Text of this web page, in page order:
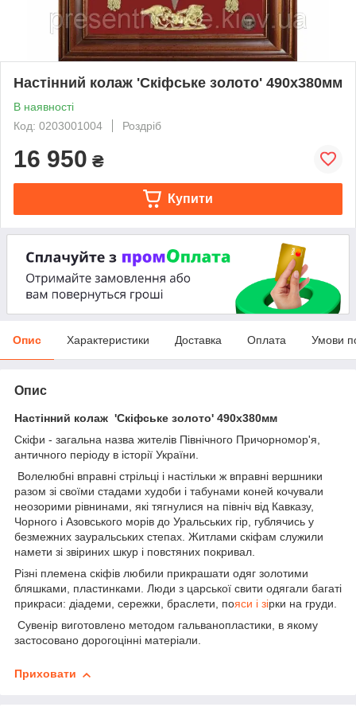
Настінний колаж 'Скіфське золото' 490х380мм
В наявності
Код: 0203001004
Роздріб
16 950 ₴
Купити
Опис Характеристики Доставка Оплата Умови
Опис
Настінний колаж 'Скіфське золото' 490х380мм
Скіфи - загальна назва жителів Північного Причорномор'я,
античного періоду в історії України.
Волелюбні вправні стрільці і настільки ж вправні вершники
разом зі своїми стадами худоби і табунами коней кочували
неозорими рівнинами, які тягнулися на північ від Кавказу,
Чорного і Азовського морів до Уральських гір, гублячись у
безмежних зауральських степах. Житлами скіфам служили
намети зі звіриних шкур і повстяних покривал.
Різні племена скіфів любили прикрашати одяг золотими
бляшками, пластинками. Люди з царської свити одягали багаті
прикраси: діадеми, сережки, браслети, пояси і зірки на груди.
Сувенір виготовлено методом гальванопластики, в якому
застосовано дорогоцінні матеріали.
Приховати